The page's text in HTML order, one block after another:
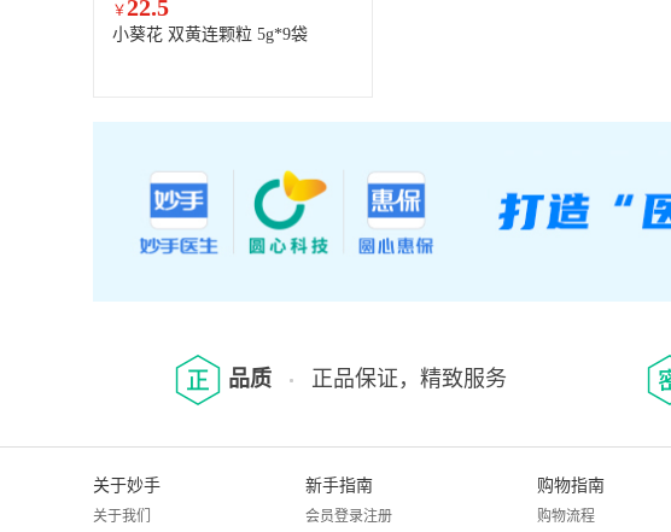
￥22.5
小葵花 双黄连颗粒 5g*9袋
品质 正品保证，精致服务
关于妙手
关于我们
新手指南
会员登录注册
购物指南
购物流程